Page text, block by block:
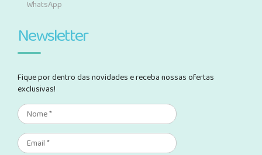
WhatsApp
Newsletter
Fique por dentro das novidades e receba nossas ofertas
exclusivas!